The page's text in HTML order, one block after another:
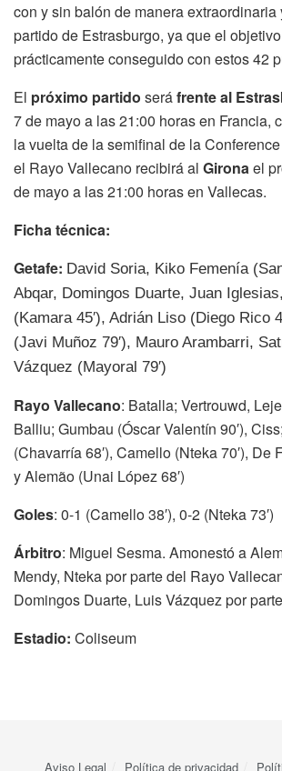
con y sin balón de manera extraordinaria
partido de Estrasburgo, ya que el
prácticamente conseguido con estos 42
El próximo partido seráfrente al
7 de mayo a las 21:00 horas en Francia,
la vuelta de la semifinal de la
el Rayo Vallecano recibirá al Gironael
de mayo a las 21:00 horas en Vallecas.
Ficha técnica:
Getafe: David Soria, Kiko Femenía
Abqar, Domingos Duarte, Juan
(Kamara 45′), Adrián Liso (Diego Rico
(Javi Muñoz 79′), Mauro Arambarri,
Vázquez (Mayoral 79′)
Rayo Vallecano: Batalla; Vertrouwd,
Balliu; Gumbau (Óscar Valentín 90′),
(Chavarría 68′), Camello (Nteka 70′), De
y Alemão (Unai López 68′)
Goles: 0-1 (Camello 38′), 0-2 (Nteka 73′)
Árbitro: Miguel Sesma. Amonestó a
Mendy, Nteka por parte del Rayo
Domingos Duarte, Luis Vázquez por
Estadio: Coliseum
Aviso Legal Política de privacidad